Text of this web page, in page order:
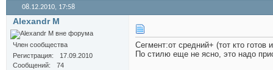
08.12.2010, 17:58
Alexandr M
Член сообщества
Регистрация
17.09.2010
Сообщений
74
Сегмент:от средний+ (тот кто
По стилю еще не ясно, это надо